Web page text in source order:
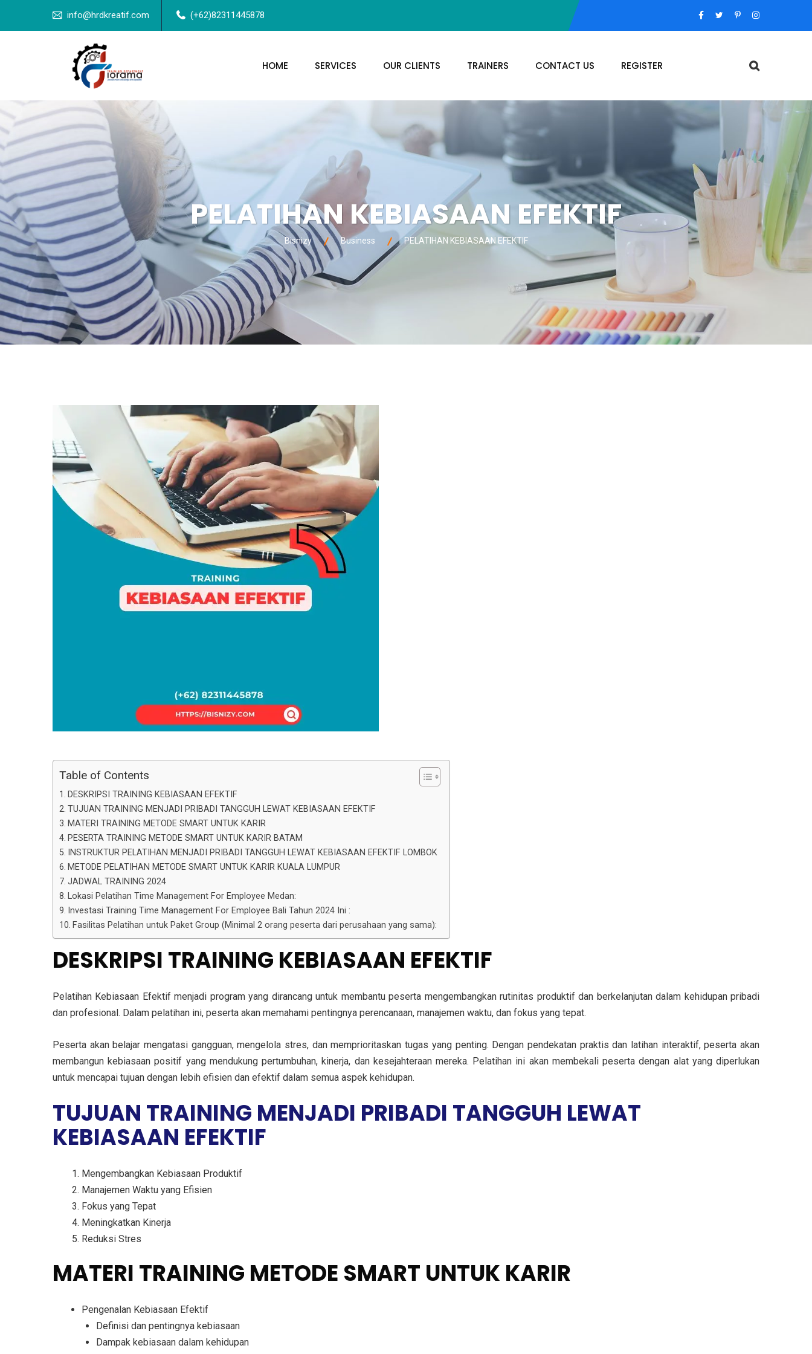
info@hrdkreatif.com (+62)82311445878
HOME SERVICES OUR CLIENTS TRAINERS CONTACT US REGISTER
PELATIHAN KEBIASAAN EFEKTIF
Bisnizy Business PELATIHAN KEBIASAAN EFEKTIF
Table of Contents
DESKRIPSI TRAINING KEBIASAAN EFEKTIF
TUJUAN TRAINING MENJADI PRIBADI TANGGUH LEWAT KEBIASAAN EFEKTIF
MATERI TRAINING METODE SMART UNTUK KARIR
PESERTA TRAINING METODE SMART UNTUK KARIR BATAM
INSTRUKTUR PELATIHAN MENJADI PRIBADI TANGGUH LEWAT KEBIASAAN EFEKTIF LOMBOK
METODE PELATIHAN METODE SMART UNTUK KARIR KUALA LUMPUR
JADWAL TRAINING 2024
Lokasi Pelatihan Time Management For Employee Medan:
Investasi Training Time Management For Employee Bali Tahun 2024 Ini :
Fasilitas Pelatihan untuk Paket Group (Minimal 2 orang peserta dari perusahaan yang sama):
DESKRIPSI TRAINING KEBIASAAN EFEKTIF
Pelatihan Kebiasaan Efektif menjadi program yang dirancang untuk membantu peserta mengembangkan rutinitas produktif dan berkelanjutan dalam kehidupan pribadi
dan profesional. Dalam pelatihan ini, peserta akan memahami pentingnya perencanaan, manajemen waktu, dan fokus yang tepat.
Peserta akan belajar mengatasi gangguan, mengelola stres, dan memprioritaskan tugas yang penting. Dengan pendekatan praktis dan latihan interaktif, peserta akan
membangun kebiasaan positif yang mendukung pertumbuhan, kinerja, dan kesejahteraan mereka. Pelatihan ini akan membekali peserta dengan alat yang diperlukan
untuk mencapai tujuan dengan lebih efisien dan efektif dalam semua aspek kehidupan.
TUJUAN TRAINING MENJADI PRIBADI TANGGUH LEWAT
KEBIASAAN EFEKTIF
Mengembangkan Kebiasaan Produktif
Manajemen Waktu yang Efisien
Fokus yang Tepat
Meningkatkan Kinerja
Reduksi Stres
MATERI TRAINING METODE SMART UNTUK KARIR
Pengenalan Kebiasaan Efektif
Definisi dan pentingnya kebiasaan
Dampak kebiasaan dalam kehidupan